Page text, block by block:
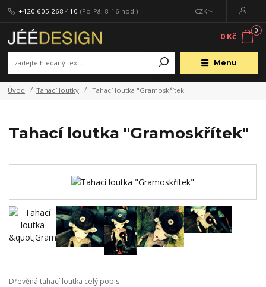
Menu
CZK
+420 605 268 410 (Po-Pá, 8-16 hod.)
0
0 Kč
Úvod Tahací loutky Tahací loutka "Gramoskřítek"
Tahací loutka "Gramoskřítek"
Dřevěná tahací loutka celý popis